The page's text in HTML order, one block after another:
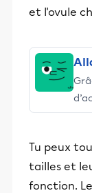
et l'ovule
Tu peux
tailles et
fonction.